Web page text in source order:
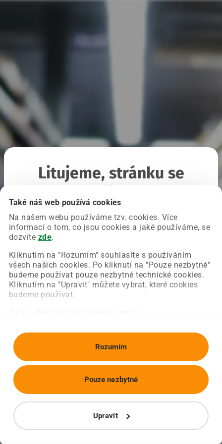
Také náš web používá cookies
Na našem webu používáme tzv. cookies. Více
informací o tom, co jsou cookies a jaké používáme, se
dozvíte zde.
Kliknutím na "Rozumím" souhlasíte s používáním
všech našich cookies. Po kliknutí na "Pouze nezbytné"
budeme používat pouze nezbytné technické cookies.
Kliknutím na "Upravit" můžete vybrat, které cookies
budeme používat.
Rozumím
Upravit
Pouze nezbytné
Litujeme, stránku se
Chyba nastala na naší straně a už ji opravujeme.
Zkuste prosím znovu načíst požadovanou stránku.
Obnovit stránku Úvodní strana